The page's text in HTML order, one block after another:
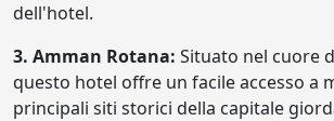
dell'hotel.
3. Amman Rotana: Situato nel cuore
questo hotel offre un facile accesso a
principali siti storici della capitale